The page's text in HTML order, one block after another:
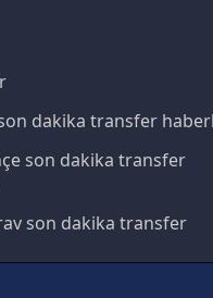
sayılı Kişisel Verilerin
uygun olarak
dakika transfer
son dakika transfer
son dakika transfer